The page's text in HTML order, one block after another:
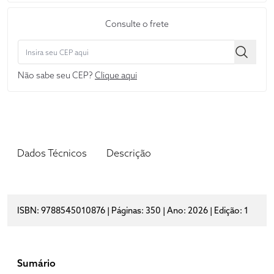
Consulte o frete
Não sabe seu CEP? Clique aqui
Dados Técnicos Descrição
ISBN: 9788545010876 | Páginas: 350 | Ano: 2026 | Edição: 1
Sumário